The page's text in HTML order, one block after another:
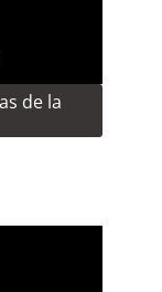
de la